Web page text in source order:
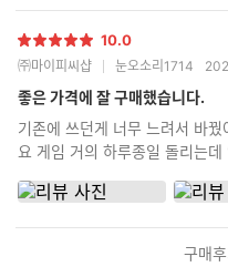
다는 생각이 드네요
별
점
10.0
㈜마이피씨샵 눈오소리1714
좋은 가격에 잘 구매했습니다.
기존에 쓰던게 너무 느려서 바
요 게임 거의 하루종일 돌리는
구매